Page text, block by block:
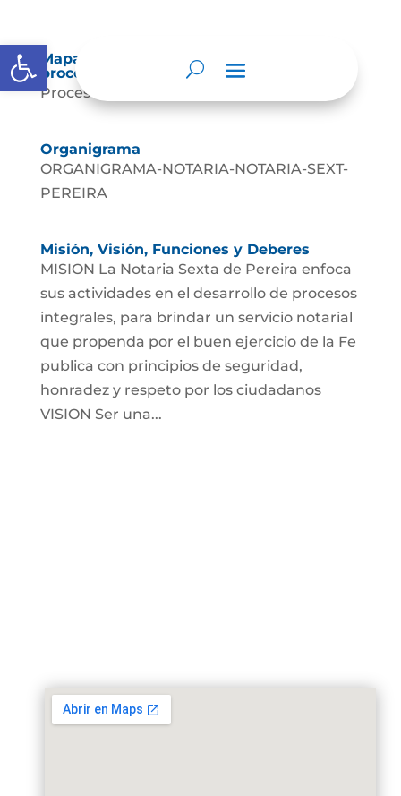
Abrir barra de herramientas
Mapas y cartas descriptivas de los
procesos
Procesos
Organigrama
ORGANIGRAMA-NOTARIA-NOTARIA-SEXT-
PEREIRA
Misión, Visión, Funciones y Deberes
MISION La Notaria Sexta de Pereira enfoca
sus actividades en el desarrollo de procesos
integrales, para brindar un servicio notarial
que propenda por el buen ejercicio de la Fe
publica con principios de seguridad,
honradez y respeto por los ciudadanos
VISION Ser una...